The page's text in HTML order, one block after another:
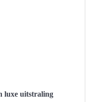
luxe uitstraling